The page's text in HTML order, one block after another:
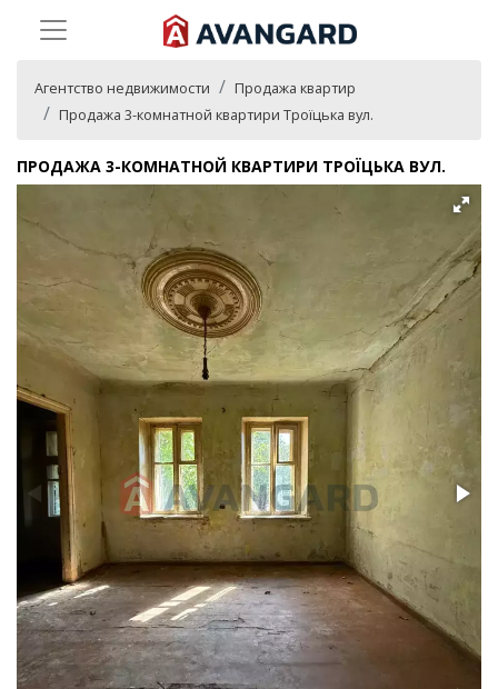
Агентство недвижимости
Продажа квартир
Продажа 3-комнатной квартири Троїцька вул.
ПРОДАЖА 3-КОМНАТНОЙ КВАРТИРИ ТРОЇЦЬКА ВУЛ.